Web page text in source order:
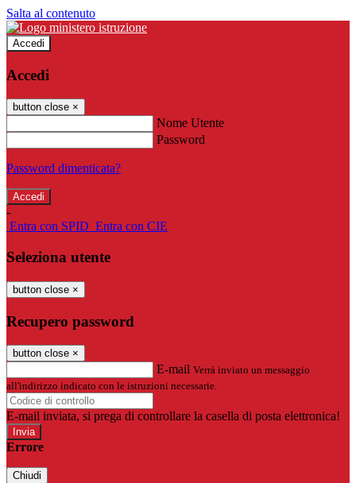
Salta al contenuto
Accedi
Accedi
button close ×
Nome Utente
Password
Password dimenticata?
-
Entra con SPID Entra con CIE
Seleziona utente
button close ×
Recupero password
button close ×
E-mail Verrà inviato un messaggio
all'indirizzo indicato con le istruzioni necessarie.
E-mail inviata, si prega di controllare la casella di posta elettronica!
Errore
Chiudi